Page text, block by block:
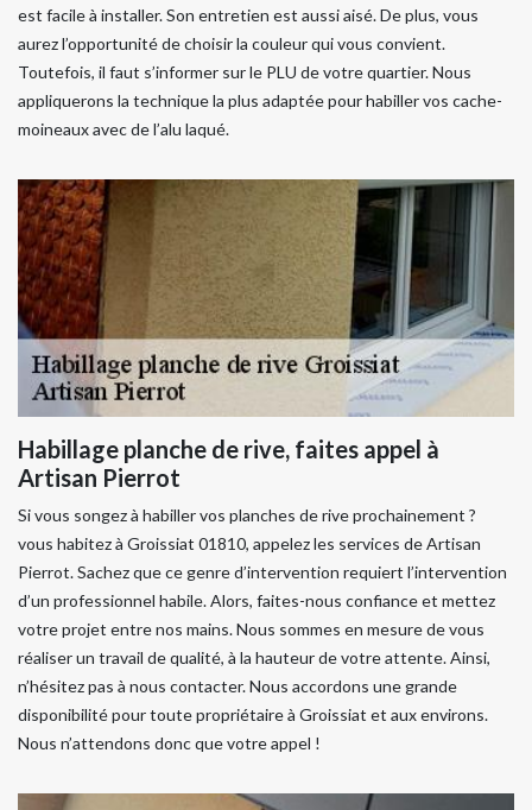
est facile à installer. Son entretien est aussi aisé. De plus, vous
aurez l’opportunité de choisir la couleur qui vous convient.
Toutefois, il faut s’informer sur le PLU de votre quartier. Nous
appliquerons la technique la plus adaptée pour habiller vos cache-
moineaux avec de l’alu laqué.
Habillage planche de rive, faites appel à
Artisan Pierrot
Si vous songez à habiller vos planches de rive prochainement ?
vous habitez à Groissiat 01810, appelez les services de Artisan
Pierrot. Sachez que ce genre d’intervention requiert l’intervention
d’un professionnel habile. Alors, faites-nous confiance et mettez
votre projet entre nos mains. Nous sommes en mesure de vous
réaliser un travail de qualité, à la hauteur de votre attente. Ainsi,
n’hésitez pas à nous contacter. Nous accordons une grande
disponibilité pour toute propriétaire à Groissiat et aux environs.
Nous n’attendons donc que votre appel !